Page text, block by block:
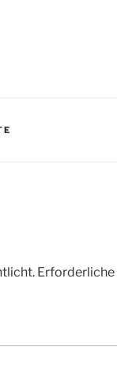
Erforderliche